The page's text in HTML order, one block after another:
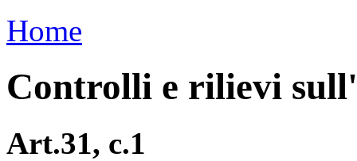
Home
Controlli e rilievi
Art.31, c.1